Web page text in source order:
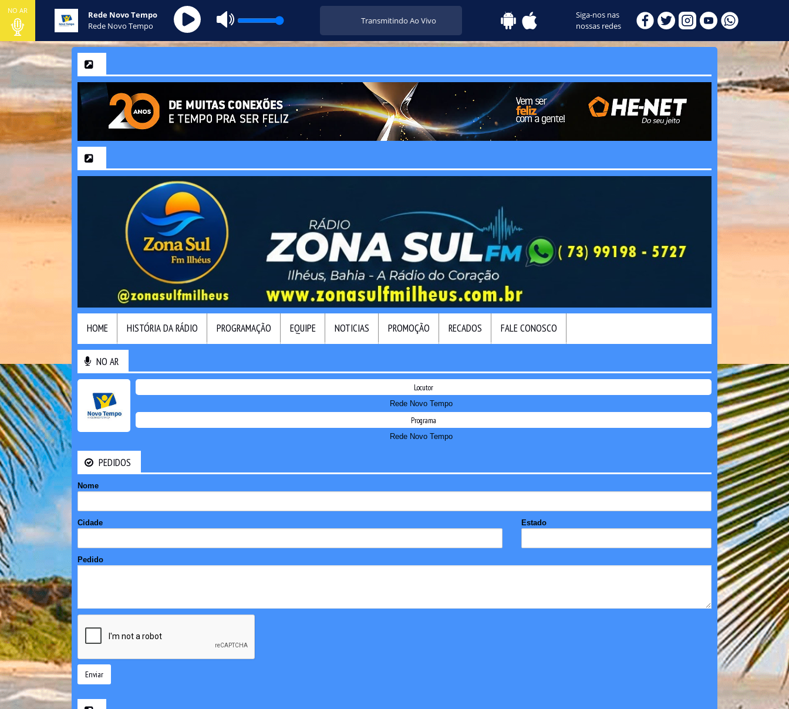
NO AR
Rede Novo Tempo
Rede Novo Tempo
Transmitindo Ao Vivo
Siga-nos nas
nossas redes
HOME HISTÓRIA DA RÁDIO PROGRAMAÇÃO EQUIPE NOTICIAS PROMOÇÃO RECADOS FALE CONOSCO
NO AR
Locutor
Rede Novo Tempo
Programa
Rede Novo Tempo
PEDIDOS
Nome
Cidade Estado
Pedido
Enviar